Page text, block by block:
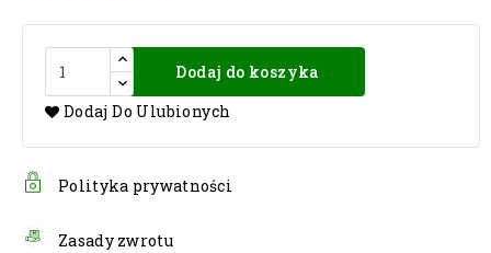
Dodaj do koszyka
Dodaj Do Ulubionych
Polityka prywatności
Zasady zwrotu